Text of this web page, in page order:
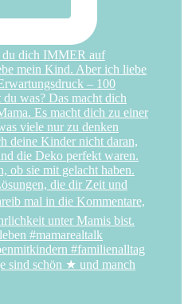
sind schön ★ und manch